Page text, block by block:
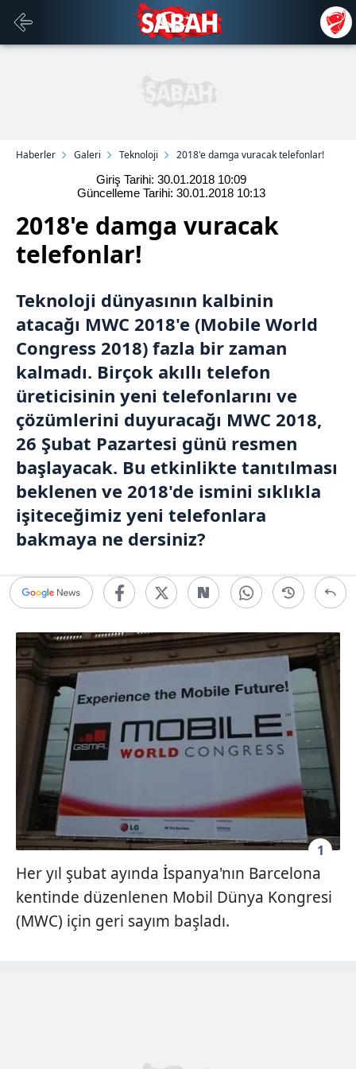
Haberler Galeri Teknoloji
2018'e damga vuracak telefonlar!
Giriş Tarihi: 30.01.2018 10:09
Güncelleme Tarihi: 30.01.2018 10:13
2018'e damga vuracak
telefonlar!
Teknoloji dünyasının kalbinin
atacağı MWC 2018'e (Mobile World
Congress 2018) fazla bir zaman
kalmadı. Birçok akıllı telefon
üreticisinin yeni telefonlarını ve
çözümlerini duyuracağı MWC 2018,
26 Şubat Pazartesi günü resmen
başlayacak. Bu etkinlikte tanıtılması
beklenen ve 2018'de ismini sıklıkla
işiteceğimiz yeni telefonlara
bakmaya ne dersiniz?
1
Her yıl şubat ayında İspanya'nın Barcelona
kentinde düzenlenen Mobil Dünya Kongresi
(MWC) için geri sayım başladı.